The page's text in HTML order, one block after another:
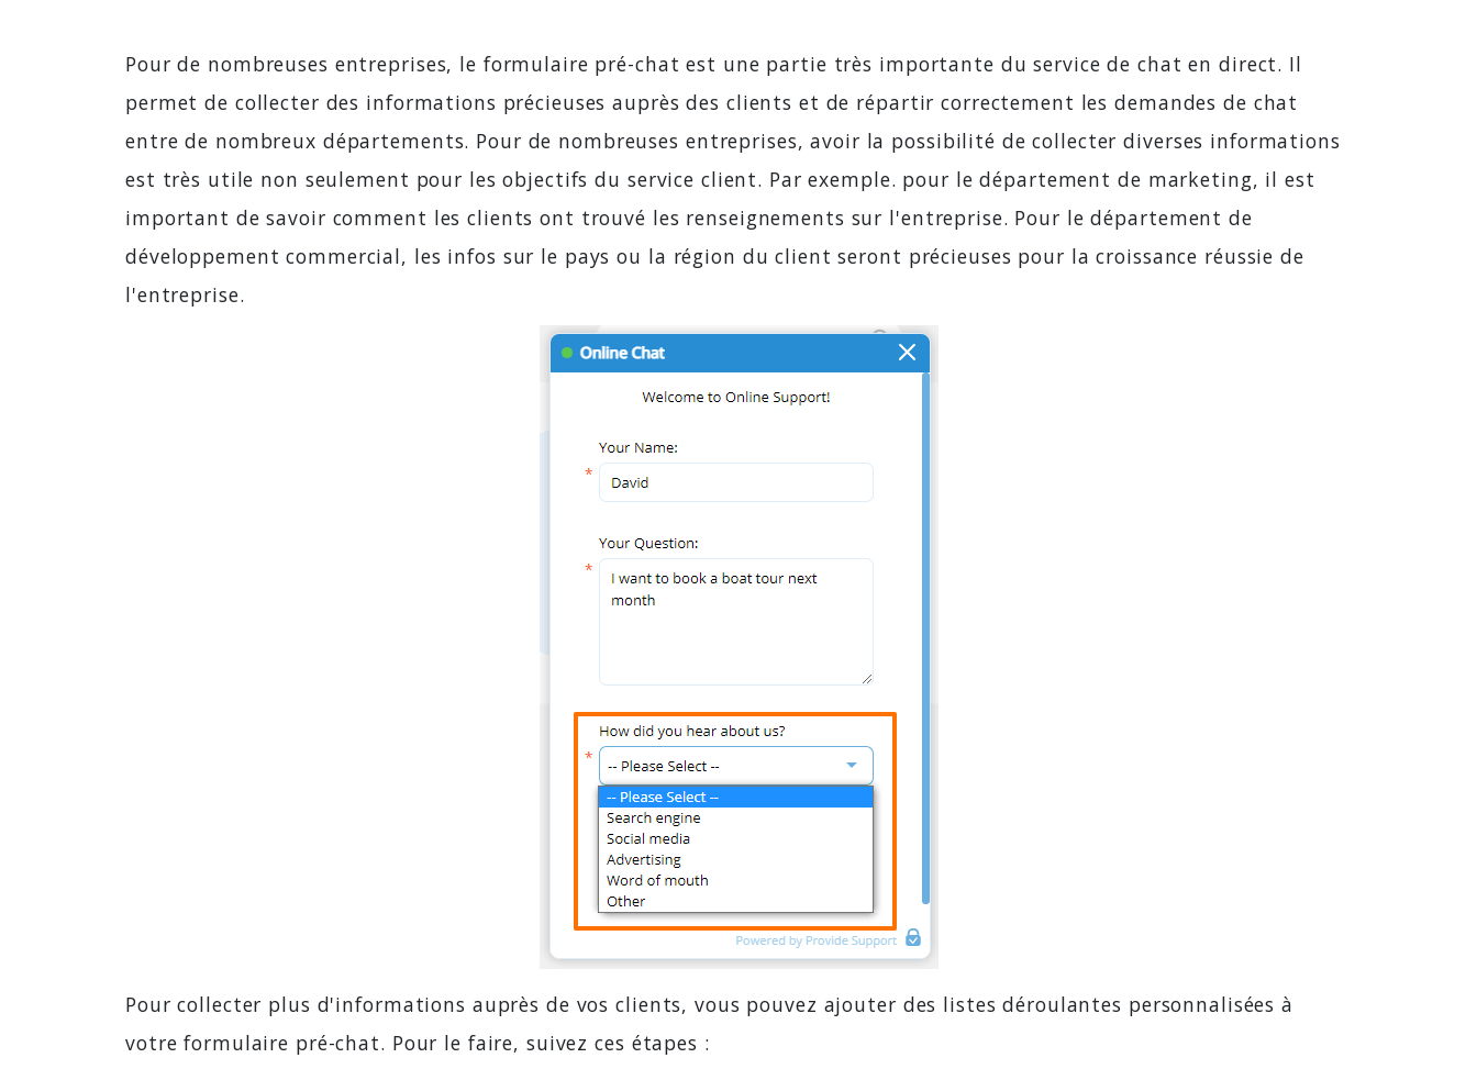
Pour de nombreuses entreprises, le formulaire pré-chat est une partie très importante du service de chat en direct. Il
permet de collecter des informations précieuses auprès des clients et de répartir correctement les demandes de chat
entre de nombreux départements. Pour de nombreuses entreprises, avoir la possibilité de collecter diverses informations
est très utile non seulement pour les objectifs du service client. Par exemple. pour le département de marketing, il est
important de savoir comment les clients ont trouvé les renseignements sur l'entreprise. Pour le département de
développement commercial, les infos sur le pays ou la région du client seront précieuses pour la croissance réussie de
l'entreprise.
Pour collecter plus d'informations auprès de vos clients, vous pouvez ajouter des listes déroulantes personnalisées à
votre formulaire pré-chat. Pour le faire, suivez ces étapes :